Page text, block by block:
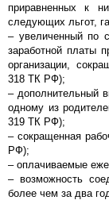
приравненных к
следующих льгот,
– увеличенный по
заработной платы
организации,
318 ТК РФ);
– дополнительный
одному из
319 ТК РФ);
– сокращенная
РФ);
– оплачиваемые
– возможность
более чем за два